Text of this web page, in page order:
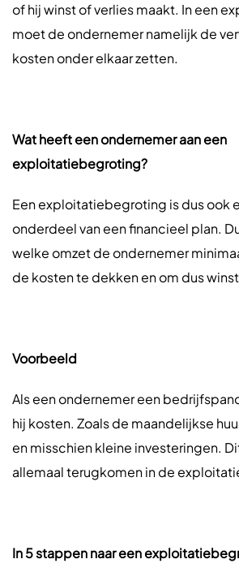
of hij winst of verlies maakt. In een
moet de ondernemer namelijk de
kosten onder elkaar zetten.
Wat heeft een ondernemer aan een
exploitatiebegroting?
Een exploitatiebegroting is dus ook
onderdeel van een financieel plan.
welke omzet de ondernemer
de kosten te dekken en om dus
Voorbeeld
Als een ondernemer een
hij kosten. Zoals de maandelijkse
en misschien kleine investeringen.
allemaal terugkomen in de
In 5 stappen naar een